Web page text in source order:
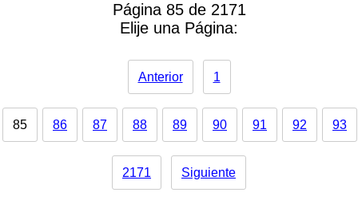
Página 85 de 2171
Elije una Página:
Anterior 1
85 86 87 88 89 90 91 92 93
2171 Siguiente